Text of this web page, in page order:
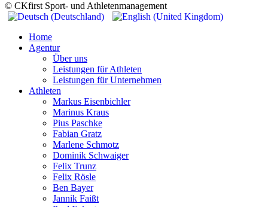
© CKfirst Sport- und Athletenmanagement
Home
Agentur
Über uns
Leistungen für Athleten
Leistungen für Unternehmen
Athleten
Markus Eisenbichler
Marinus Kraus
Pius Paschke
Fabian Gratz
Marlene Schmotz
Dominik Schwaiger
Felix Trunz
Felix Rösle
Ben Bayer
Jannik Faißt